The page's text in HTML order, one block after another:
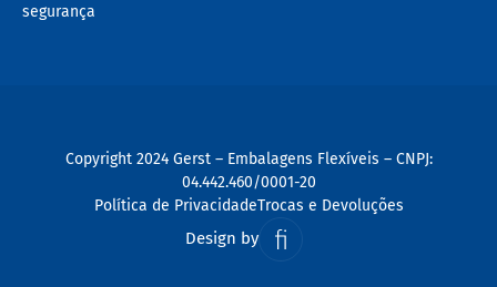
segurança
Copyright 2024 Gerst – Embalagens Flexíveis – CNPJ:
04.442.460/0001-20
Política de PrivacidadeTrocas e Devoluções
Design by